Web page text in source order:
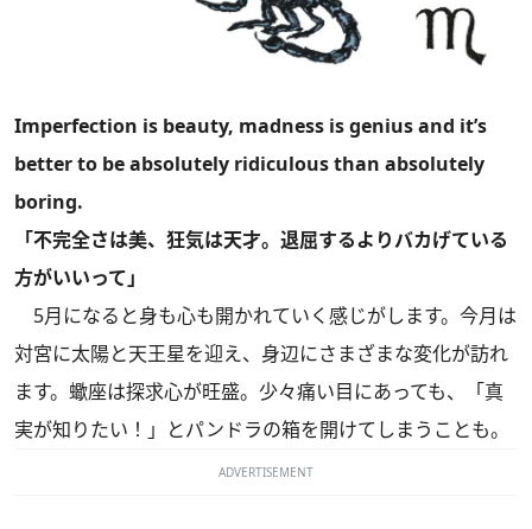
Imperfection is beauty, madness is genius and it’s
better to be absolutely ridiculous than absolutely
boring.
「不完全さは美、狂気は天才。退屈するよりバカげている
方がいいって」
5月になると身も心も開かれていく感じがします。今月は
対宮に太陽と天王星を迎え、身辺にさまざまな変化が訪れ
ます。蠍座は探求心が旺盛。少々痛い目にあっても、「真
実が知りたい！」とパンドラの箱を開けてしまうことも。
ADVERTISEMENT